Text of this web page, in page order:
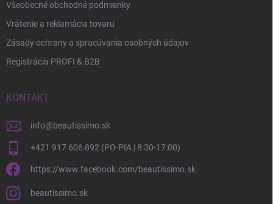
Všeobecné obchodné podmienky
Vrátenie a reklamácia tovaru
Zásady ochrany a spracúvania osobných údajov
Registrácia PROFI & B2B
KONTAKT
info@beautissimo.sk
+421 917 606 892 (PO-PIA | 8:30-17:00)
https://www.facebook.com/beautissimo.sk
beautissimo.sk